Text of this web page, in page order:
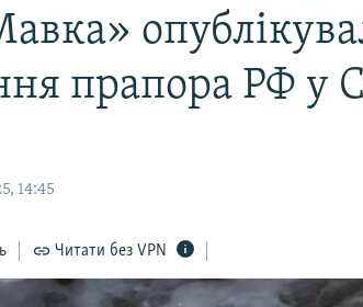
прапора РФ у
14:45
Читати без VPN